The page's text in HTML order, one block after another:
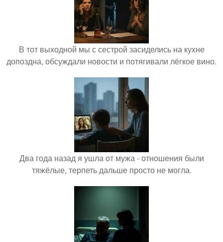
В тот выходной мы с сестрой засиделись на кухне
допоздна, обсуждали новости и потягивали лёгкое вино.
Два года назад я ушла от мужа - отношения были
тяжёлые, терпеть дальше просто не могла.